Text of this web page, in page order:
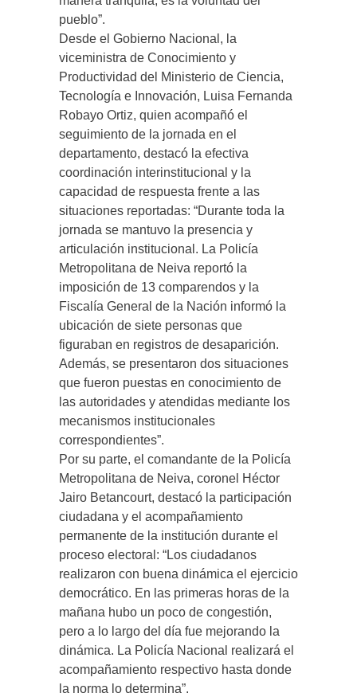
pueblo”.
Desde el Gobierno Nacional, la
viceministra de Conocimiento y
Productividad del Ministerio de Ciencia,
Tecnología e Innovación, Luisa Fernanda
Robayo Ortiz, quien acompañó el
seguimiento de la jornada en el
departamento, destacó la efectiva
coordinación interinstitucional y la
capacidad de respuesta frente a las
situaciones reportadas: “Durante toda la
jornada se mantuvo la presencia y
articulación institucional. La Policía
Metropolitana de Neiva reportó la
imposición de 13 comparendos y la
Fiscalía General de la Nación informó la
ubicación de siete personas que
figuraban en registros de desaparición.
Además, se presentaron dos situaciones
que fueron puestas en conocimiento de
las autoridades y atendidas mediante los
mecanismos institucionales
correspondientes”.
Por su parte, el comandante de la Policía
Metropolitana de Neiva, coronel Héctor
Jairo Betancourt, destacó la participación
ciudadana y el acompañamiento
permanente de la institución durante el
proceso electoral: “Los ciudadanos
realizaron con buena dinámica el ejercicio
democrático. En las primeras horas de la
mañana hubo un poco de congestión,
pero a lo largo del día fue mejorando la
dinámica. La Policía Nacional realizará el
acompañamiento respectivo hasta donde
la norma lo determina”.